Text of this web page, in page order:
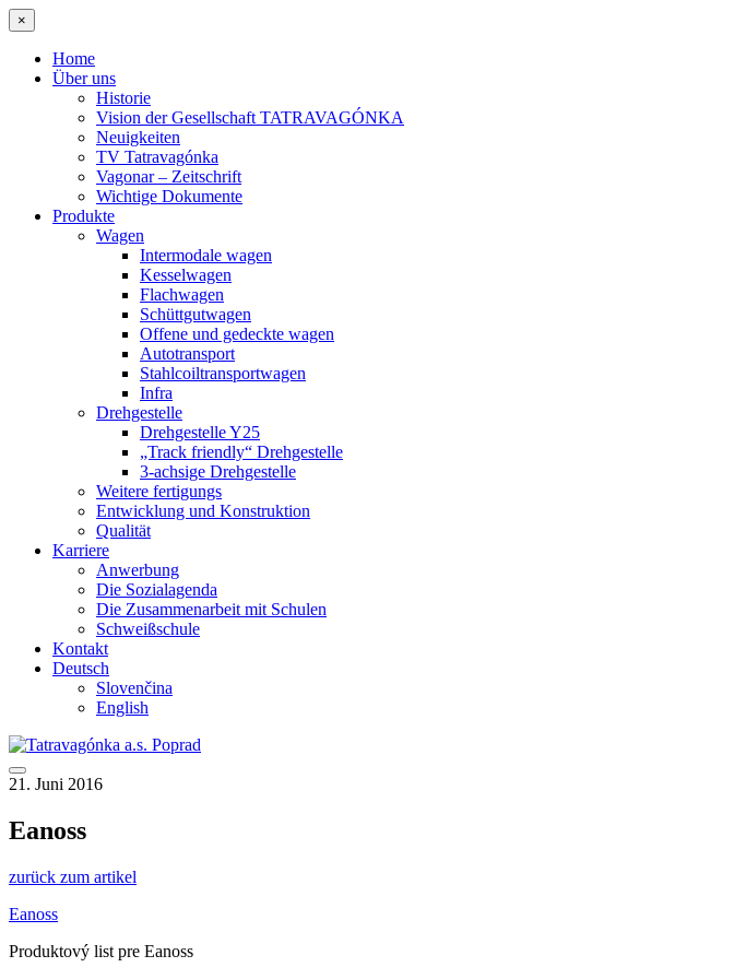
×
Home
Über uns
Historie
Vision der Gesellschaft TATRAVAGÓNKA
Neuigkeiten
TV Tatravagónka
Vagonar – Zeitschrift
Wichtige Dokumente
Produkte
Wagen
Intermodale wagen
Kesselwagen
Flachwagen
Schüttgutwagen
Offene und gedeckte wagen
Autotransport
Stahlcoiltransportwagen
Infra
Drehgestelle
Drehgestelle Y25
„Track friendly“ Drehgestelle
3-achsige Drehgestelle
Weitere fertigungs
Entwicklung und Konstruktion
Qualität
Karriere
Anwerbung
Die Sozialagenda
Die Zusammenarbeit mit Schulen
Schweißschule
Kontakt
Deutsch
Slovenčina
English
21. Juni 2016
Eanoss
zurück zum artikel
Eanoss
Produktový list pre Eanoss